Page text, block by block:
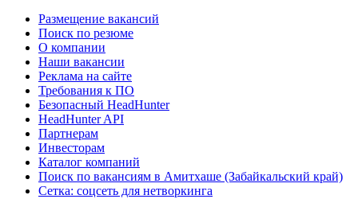
Размещение вакансий
Поиск по резюме
О компании
Наши вакансии
Реклама на сайте
Требования к ПО
Безопасный HeadHunter
HeadHunter API
Партнерам
Инвесторам
Каталог компаний
Поиск по вакансиям в Амитхаше (Забайкальский край)
Сетка: соцсеть для нетворкинга